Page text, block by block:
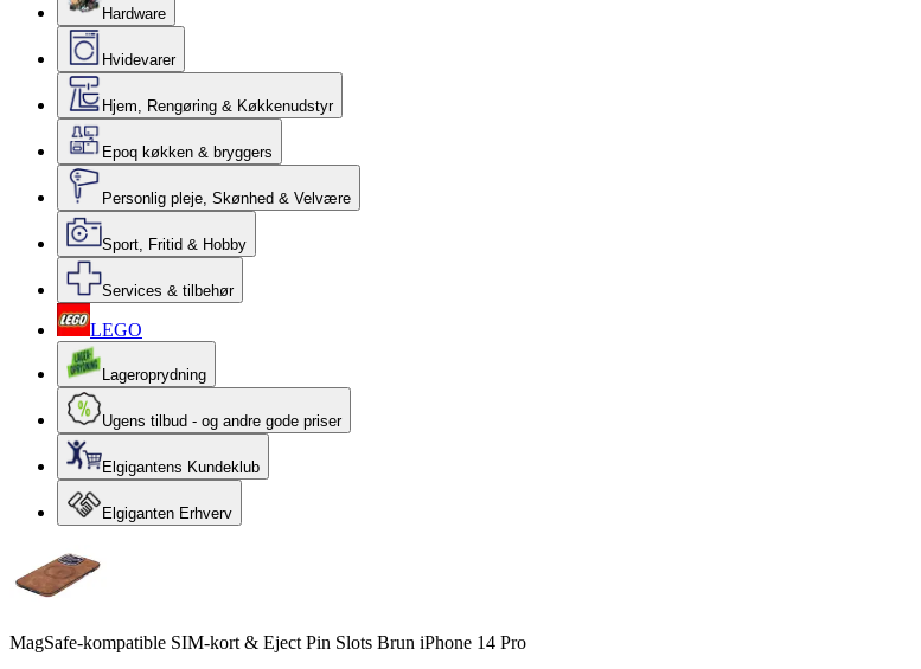
Hardware
Hvidevarer
Hjem, Rengøring & Køkkenudstyr
Epoq køkken & bryggers
Personlig pleje, Skønhed & Velvære
Sport, Fritid & Hobby
Services & tilbehør
LEGO
Lageroprydning
Ugens tilbud - og andre gode priser
Elgigantens Kundeklub
Elgiganten Erhverv
MagSafe-kompatible SIM-kort & Eject Pin Slots Brun iPhone 14 Pro